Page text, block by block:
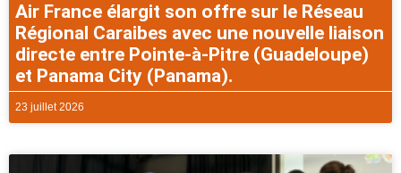
Air France élargit son offre sur le Réseau
Régional Caraibes avec une nouvelle liaison
directe entre Pointe-à-Pitre (Guadeloupe)
et Panama City (Panama).
23 juillet 2026